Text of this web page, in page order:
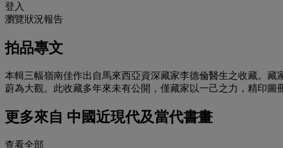
登入
瀏覽狀況報告
拍品專文
本輯三幅嶺南佳作出自馬來西亞資深藏家李德倫醫生之收藏。
蔚為大觀。此收藏多年來未有公開，僅藏家以一己之力，精印圖
更多來自 中國近現代及當代書畫
查看全部